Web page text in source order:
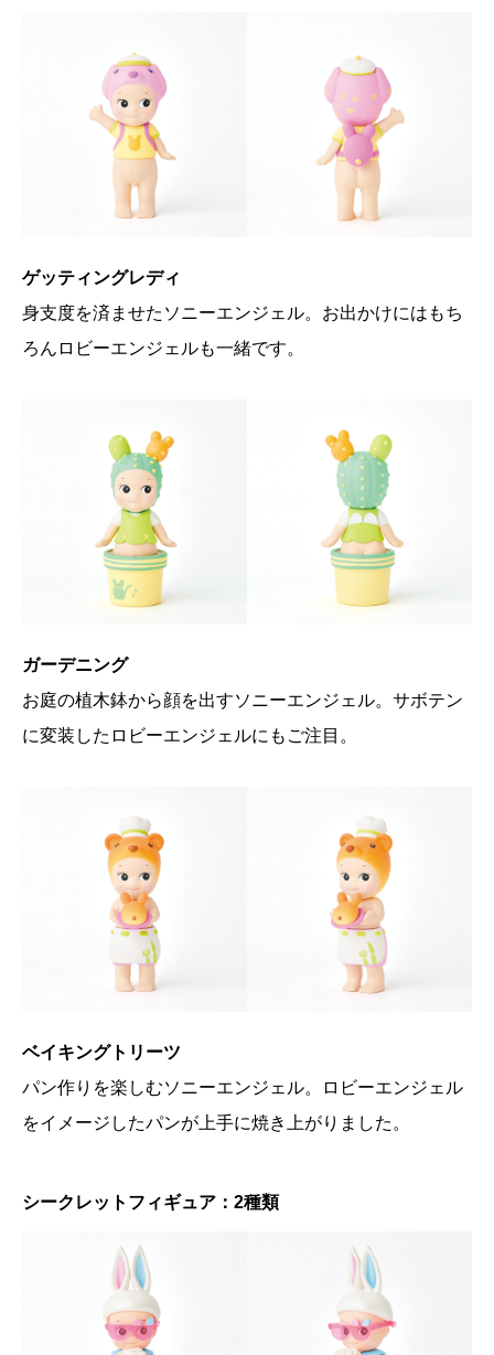
ゲッティングレディ
身支度を済ませたソニーエンジェル。お出かけにはもち
ろんロビーエンジェルも一緒です。
ガーデニング
お庭の植木鉢から顔を出すソニーエンジェル。サボテン
に変装したロビーエンジェルにもご注目。
ベイキングトリーツ
パン作りを楽しむソニーエンジェル。ロビーエンジェル
をイメージしたパンが上手に焼き上がりました。
シークレットフィギュア：2種類